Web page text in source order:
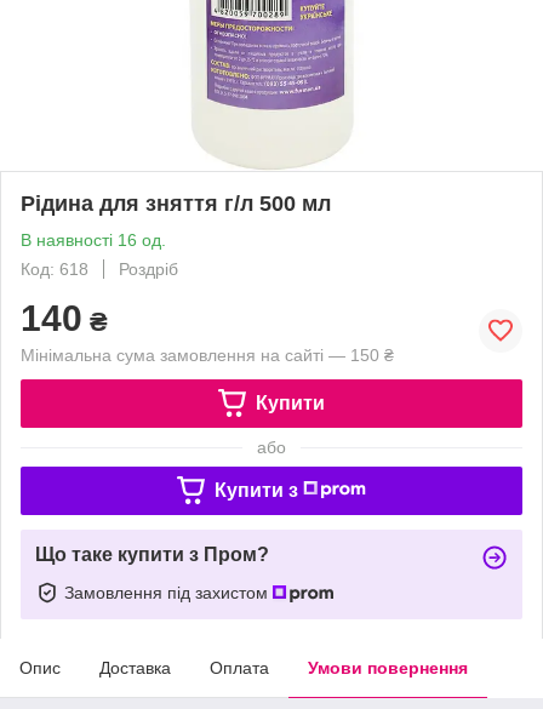
Рідина для зняття г/л 500 мл
В наявності 16 од.
Код: 618
Роздріб
140 ₴
Мінімальна сума замовлення на сайті — 150 ₴
Купити
або
Купити з
Що таке купити з Пром?
Замовлення під захистом
Опис Доставка Оплата Умови повернення